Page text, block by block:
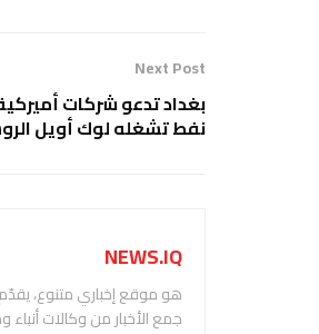
Next Post
بغداد تدعو شركات
نفط تشغله لوك أويل
NEWS.IQ
هو موقع إخباري متنوع،
جمع الأخبار من وكالات